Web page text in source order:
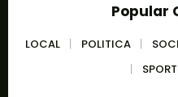
Popular
LOCAL POLITICA
SPORT